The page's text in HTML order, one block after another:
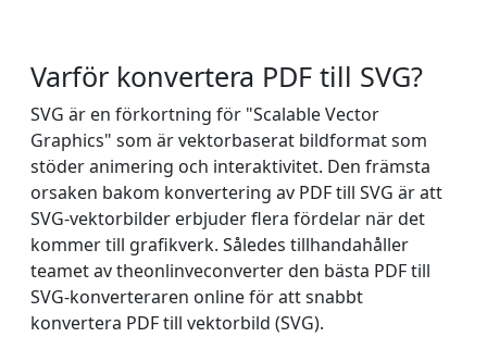
Varför konvertera PDF till SVG?
SVG är en förkortning för "Scalable Vector
Graphics" som är vektorbaserat bildformat som
stöder animering och interaktivitet. Den främsta
orsaken bakom konvertering av PDF till SVG är att
SVG-vektorbilder erbjuder flera fördelar när det
kommer till grafikverk. Således tillhandahåller
teamet av theonlinveconverter den bästa PDF till
SVG-konverteraren online för att snabbt
konvertera PDF till vektorbild (SVG).